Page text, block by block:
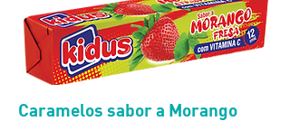
Caramelos sabor a Morango